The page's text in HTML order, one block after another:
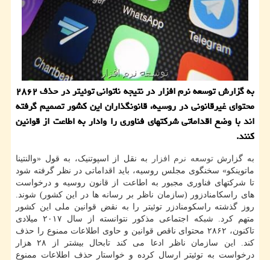
به گزارش توسعه نرم افزار در نتیجه ناتوانی توئیتر در حذف ۲۸۶۲
محتوای غیرقانونی در روسیه، قانونگذاران این کشور تصمیم گرفته
اند با وضع اقداماتی شرکتهای فناوری را وادار به اطاعت از قوانین
کنند.
به گزارشتوسعه نرم افزار
به نقل از اسپوتنیک، به قول «والنتینا
ماتوینکو» سخنگوی مجلس روسیه، باید اقداماتی در نظر گرفته شود
تا شرکتهای فناوری مجبور به اطاعت از قانون روسیه و درخواست
های راسکامنادزور (سازمان ناظر بر رسانه ها در این کشور) شوند.
روز گذشته راسکومنادزر توئیتر را به نقض قوانین ملی این کشور
متهم کرد. شبکه اجتماعی مذکور نتوانسته از سال ۲۰۱۷ میلادی
تاکنون، ۲۸۶۲ محتوای ناقص قوانین و حاوی اطلاعات ممنوع را حذف
کند. این سازمان ناظر ادعا می کند تابحال بیشتر از ۲۸ هزار
درخواست به توئیتر ارسال کرده و خواستار حذف اطلاعات ممنوع